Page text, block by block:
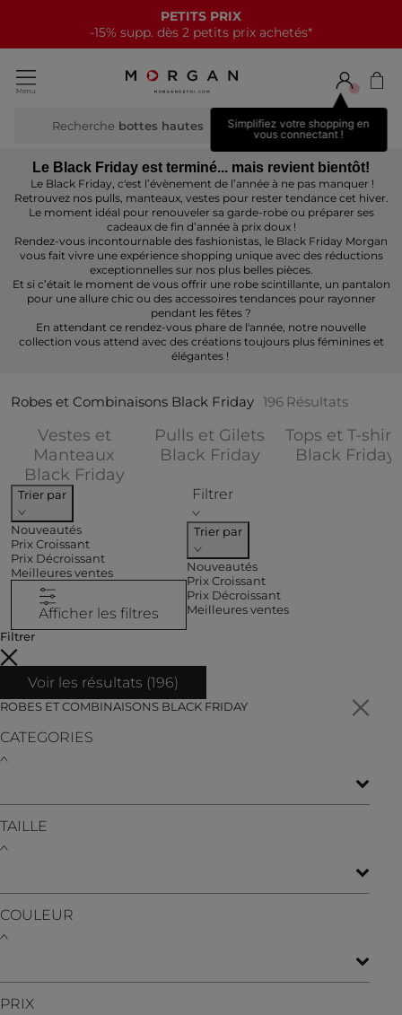
NOUVELLE COLLECTION
15€ offerts tous les 70€*
Simplifiez votre shopping en
vous connectant !
Recherche b
Le Black Friday est terminé... mais revient bientôt!
Le Black Friday, c'est l’évènement de l’année à ne pas manquer !
Retrouvez nos pulls, manteaux, vestes pour rester tendance cet hiver.
Le moment idéal pour renouveler sa garde-robe ou préparer ses
cadeaux de fin d’année à prix doux !
Rendez-vous incontournable des fashionistas, le Black Friday Morgan
vous fait vivre une expérience shopping unique avec des réductions
exceptionnelles sur nos plus belles pièces.
Et si c’était le moment de vous offrir une robe scintillante, un pantalon
pour une allure chic ou des accessoires tendances pour rayonner
pendant les fêtes ?
En attendant ce rendez-vous phare de l'année, notre nouvelle
collection vous attend avec des créations toujours plus féminines et
élégantes !
Robes et Combinaisons Black Friday 196 Résultats
Vestes et
Manteaux
Black FridayAffiner par CATEGORIES : Vestes
Pulls et Gilets
Black FridayAffiner par
Tops et T-
Black Friday
Trier par
Nouveautés
Prix Croissant
Prix Décroissant
Meilleures ventes
Afficher les filtres
Filtrer
Trier par
Nouveautés
Prix Croissant
Prix Décroissant
Meilleures ventes
Filtrer
Voir les résultats (196)
ROBES ET COMBINAISONS BLACK FRIDAY
CATEGORIES
TAILLE
COULEUR
PRIX